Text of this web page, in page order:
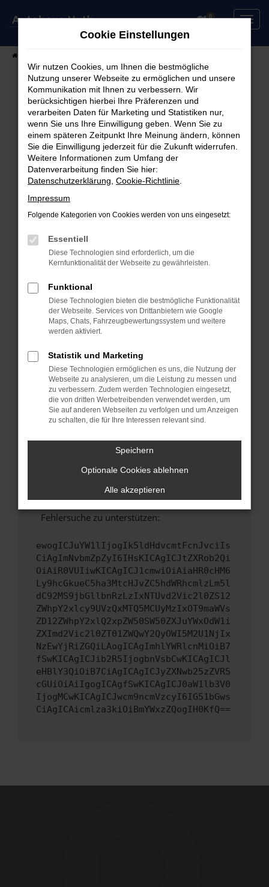
Zum
0
Fehler: Network Error
Beim Laden ist ein Fehler aufgetreten.
Hier sind ein paar Tipps, die dir helfen können:
Überprüfe deine Firewall und deine
Internetverbindung.
Laden andere Webseiten, zum Beispiel deine
Manche Erweiterungen, wie Werbeblocker,
können das Laden bestimmter Seiten
verhindern. Funktioniert die Seite in einem
Fenster?
Starte dein Gerät neu.
Das kann manchmal helfen, vorübergehende
Probleme zu beheben.
Stelle sicher, dass dein Browser und dein
Betriebssystem auf dem neuesten Stand
sind.
Veraltete Software birgt nicht nur ein
Sicherheitsrisiko, sondern kann auch dazu
führen, dass bestimmte Funktionen nicht mehr
Wende dich an den Webseitenbetreiber.
Wenn du alle oben genannten Schritte versucht
hast, kontaktiere uns bitte. Wir werden
versuchen, das Problem zu beheben. Du kannst
uns diesen Text schicken, um uns bei der
Fehlersuche zu unterstützen:
ewogICJuYW1lIjogIk5ldHdvcmtFcnJvciIs
CiAgImNvbmZpZyI6IHsKICAgICJtZXRob2Qi
OiAiR0VUIiwKICAgICJ1cmwiOiAiaHR0cHM6
Ly9hcGkueC5ha3MtcHJvZC5hdWRhcmlzLm5l
dC92MS9jbGllbnRzLzIxNTUvd2Vic2l0ZS12
ZWhpY2xlcy9UVzQxMTQ5MCUyMzIxOT9maWVs
ZD12ZWhpY2xlQ2xpZW50SW50ZXJuYWxOdW1i
ZXImd2Vic2l0ZT01ZWQwY2QyOWI5M2U1NjIx
NzEwYjRiZGQiLAogICAgImhlYWRlcnMiOiB7
fSwKICAgICJib2R5IjogbnVsbCwKICAgICJl
eHBlY3QiOiB7CiAgICAgICJyZXNwb25zZVR5
cGUiOiAiIgogICAgfSwKICAgICJ0aW1lb3V0
IjogMCwKICAgICJwcm9ncmVzcyI6IG51bGws
CiAgICAicmlza3kiOiBmYWxzZQogIH0KfQ==
Cookie Einstellungen
Wir nutzen Cookies, um Ihnen die bestmögliche
Nutzung unserer Webseite zu ermöglichen und unsere
Kommunikation mit Ihnen zu verbessern. Wir
berücksichtigen hierbei Ihre Präferenzen und
verarbeiten Daten für Marketing und Statistiken nur,
wenn Sie uns Ihre Einwilligung geben. Wenn Sie zu
einem späteren Zeitpunkt Ihre Meinung ändern, können
Sie die Einwilligung jederzeit für die Zukunft widerrufen.
Weitere Informationen zum Umfang der
Datenverarbeitung finden Sie hier:
Datenschutzerklärung Cookie-Richtlinie
Impressum
Folgende Kategorien von Cookies werden von uns eingesetzt:
Essentiell
Diese Technologien sind erforderlich, um die
Kernfunktionalität der Webseite zu gewährleisten.
Funktional
Diese Technologien bieten die bestmögliche Funktionalität
der Webseite. Services von Drittanbietern wie Google
Maps, Chats, Fahrzeugbewertungssystem und weitere
werden aktiviert.
Statistik und Marketing
Diese Technologien ermöglichen es uns, die Nutzung der
Webseite zu analysieren, um die Leistung zu messen und
zu verbessern. Zudem werden Technologien eingesetzt,
die von dritten Werbetreibenden verwendet werden, um
Sie auf anderen Webseiten zu verfolgen und um Anzeigen
zu schalten, die für Ihre Interessen relevant sind.
Speichern
Optionale Cookies ablehnen
Alle akzeptieren